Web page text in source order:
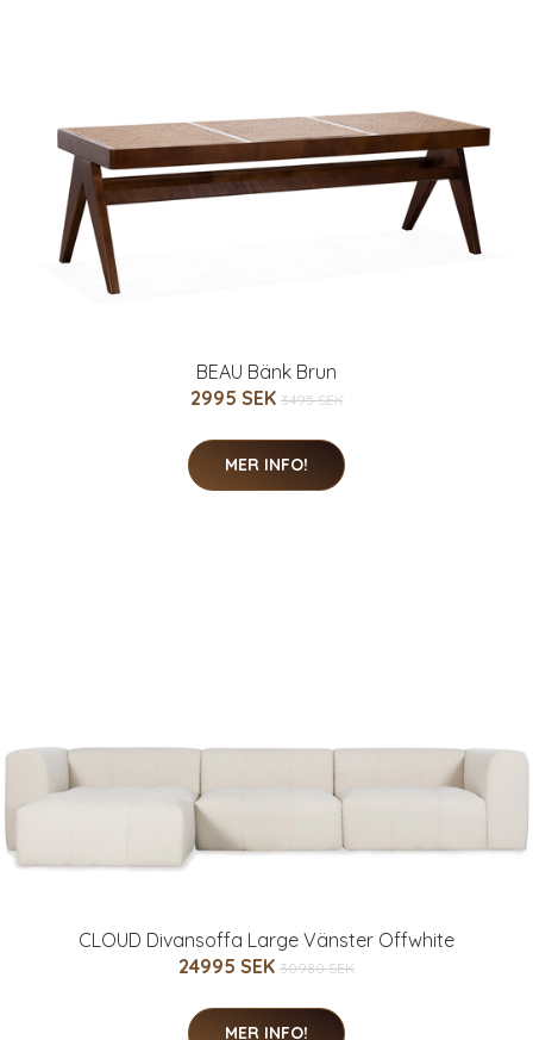
BEAU Bänk Brun
2995 SEK 3495 SEK
MER INFO!
CLOUD Divansoffa Large Vänster Offwhite
24995 SEK 30980 SEK
MER INFO!